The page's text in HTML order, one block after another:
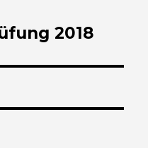
2018